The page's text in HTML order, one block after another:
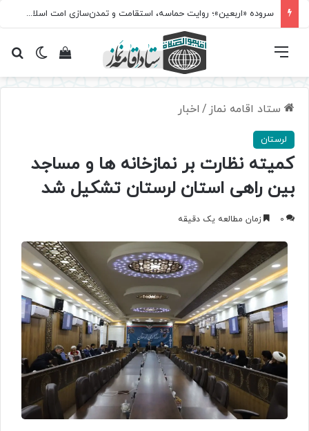
سروده‌ «اربعین»؛ روایت حماسه، استقامت و تمدن‌سازی امت اسلامی
تغییرمشاهده فهرست
ستاد اقامه نماز / اخبار
لرستان
کمیته نظارت بر نمازخانه ها و مساجد
بین راهی استان لرستان تشکیل شد
0 زمان مطالعه یک دقیقه